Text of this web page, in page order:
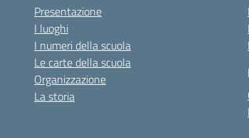
Presentazione
I luoghi
I numeri della scuola
Le carte della scuola
Organizzazione
La storia